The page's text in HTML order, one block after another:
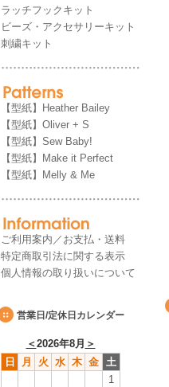
ラッチフックキット
ビーズ・アクセサリーキット
刺繍キット
【型紙】Heather Bailey
【型紙】Oliver + S
【型紙】Sew Baby!
【型紙】Make it Perfect
【型紙】Melly & Me
ご利用案内／お支払・送料
特定商取引法に関する表示
個人情報の取り扱いについて
営業日/定休日カレンダー
＜2026年8月 ＞
日
月 火 水 木 金 土
1